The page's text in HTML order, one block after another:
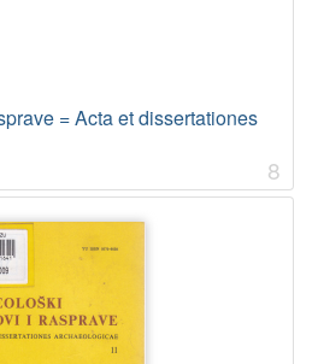
= Acta et dissertationes
8